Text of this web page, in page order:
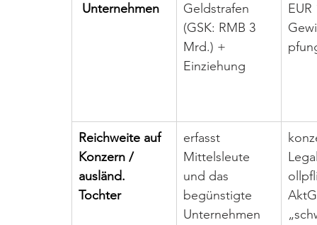
Unternehmen
Geldstrafen
(GSK: RMB 3
Mrd.) +
Einziehung
Reichweite auf
Konzern /
ausländ.
Tochter
erfasst
Mittelsleute
und das
begünstigte
Unternehmen